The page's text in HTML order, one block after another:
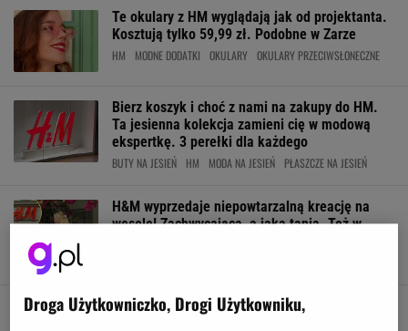
Te okulary z HM wyglądają jak od projektanta.
Kosztują tylko 59,99 zł. Podobne w Zarze
HM MODNE DODATKI OKULARY OKULARY PRZECIWSŁONECZNE
Bierz koszyk i choć z nami na zakupy do HM.
Ta jesienna kolekcja zamieni cię w modową
ekspertkę. 3 perełki dla każdego
BUTY NA JESIEŃ HM MODA NA JESIEŃ PŁASZCZE NA JESIEŃ
H&M wyprzedaje niepowtarzalną kreację na
wesele! Zachwycająca, a jaka tania. Też w
Dla nich porzucisz ulubione sukienki. Taka
Droga Użytkowniczko, Drogi Użytkowniku,